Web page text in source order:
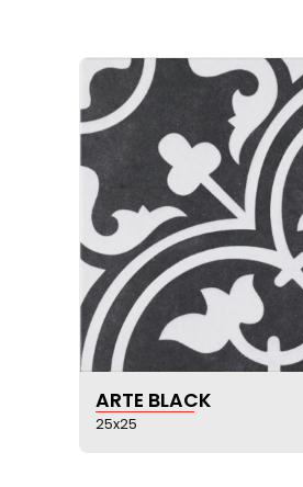
VOIR LA FICHE PRODUIT
ARTE BLACK
25x25